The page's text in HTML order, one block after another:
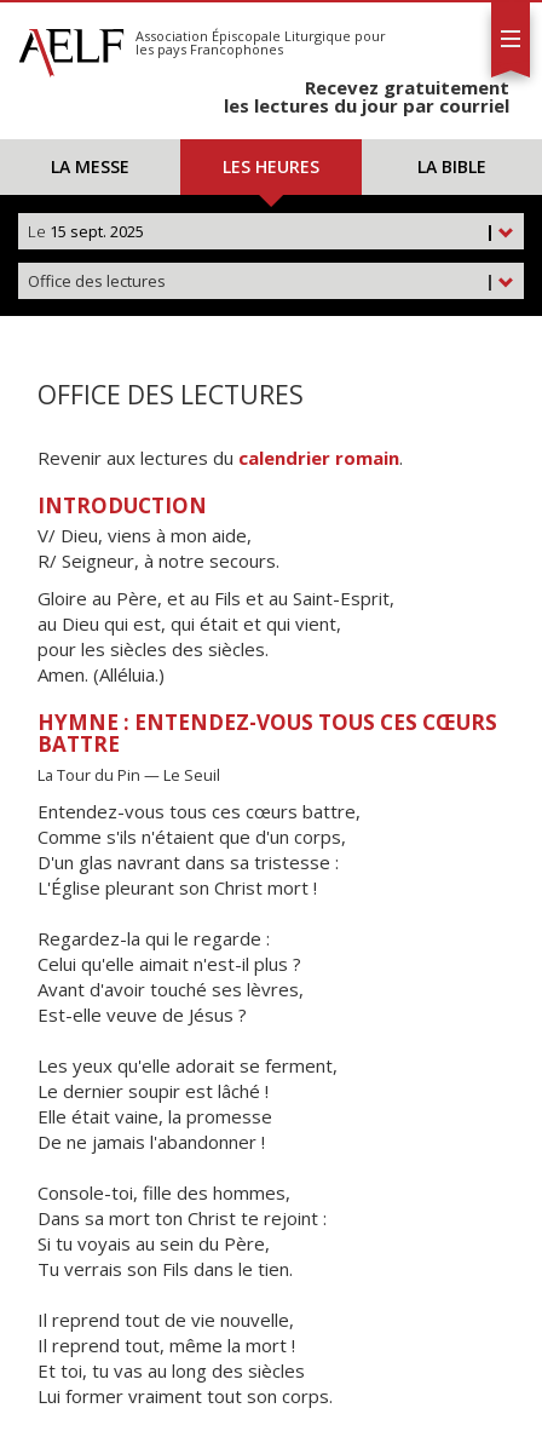
S'abonner
Calendrier
Association Épiscopale Liturgique pour
les pays Francophones
Recevez gratuitement
les lectures du jour par courriel
LA MESSE LES HEURES LA BIBLE
|
Le 15 sept. 2025
|
Office des lectures
OFFICE DES LECTURES
Revenir aux lectures du calendrier romain.
INTRODUCTION
V/ Dieu, viens à mon aide,
R/ Seigneur, à notre secours.
Gloire au Père, et au Fils et au Saint-Esprit,
au Dieu qui est, qui était et qui vient,
pour les siècles des siècles.
Amen. (Alléluia.)
HYMNE : ENTENDEZ-VOUS TOUS CES CŒURS
BATTRE
La Tour du Pin — Le Seuil
Entendez-vous tous ces cœurs battre,
Comme s'ils n'étaient que d'un corps,
D'un glas navrant dans sa tristesse :
L'Église pleurant son Christ mort !
Regardez-la qui le regarde :
Celui qu'elle aimait n'est-il plus ?
Avant d'avoir touché ses lèvres,
Est-elle veuve de Jésus ?
Les yeux qu'elle adorait se ferment,
Le dernier soupir est lâché !
Elle était vaine, la promesse
De ne jamais l'abandonner !
Console-toi, fille des hommes,
Dans sa mort ton Christ te rejoint :
Si tu voyais au sein du Père,
Tu verrais son Fils dans le tien.
Il reprend tout de vie nouvelle,
Il reprend tout, même la mort !
Et toi, tu vas au long des siècles
Lui former vraiment tout son corps.